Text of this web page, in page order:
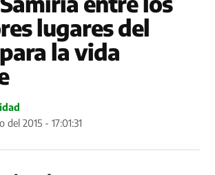
lugares del
la vida
del 2015 - 17:01:31